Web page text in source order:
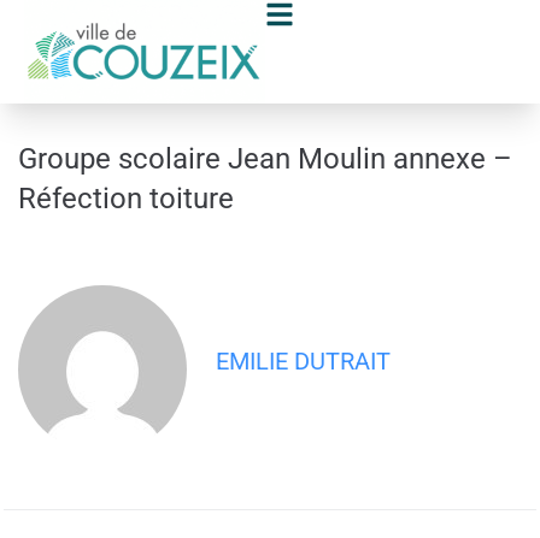
Groupe scolaire Jean Moulin annexe –
Réfection toiture
EMILIE DUTRAIT